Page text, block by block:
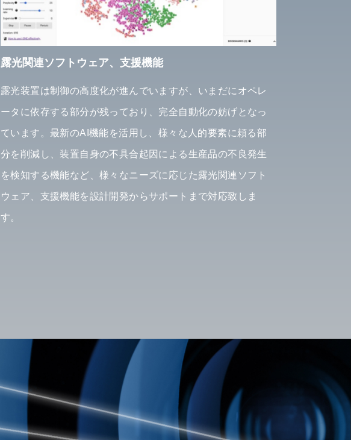
露光関連ソフトウェア、支援機能
露光装置は制御の高度化が進んでいますが、いまだにオペレ
ータに依存する部分が残っており、完全自動化の妨げとなっ
ています。最新のAI機能を活用し、様々な人的要素に頼る部
分を削減し、装置自身の不具合起因による生産品の不良発生
を検知する機能など、様々なニーズに応じた露光関連ソフト
ウェア、支援機能を設計開発からサポートまで対応致しま
す。